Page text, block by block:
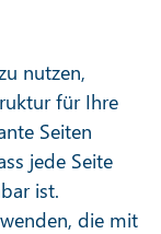
nutzen,
für Ihre
Seiten
jede Seite
ist.
die mit